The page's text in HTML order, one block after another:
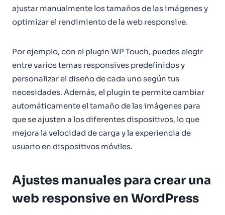
ajustar manualmente los tamaños de las imágenes y
optimizar el rendimiento de la web responsive.
Por ejemplo, con el plugin WP Touch, puedes elegir
entre varios temas responsives predefinidos y
personalizar el diseño de cada uno según tus
necesidades. Además, el plugin te permite cambiar
automáticamente el tamaño de las imágenes para
que se ajusten a los diferentes dispositivos, lo que
mejora la velocidad de carga y la experiencia de
usuario en dispositivos móviles.
Ajustes manuales para crear una
web responsive en WordPress